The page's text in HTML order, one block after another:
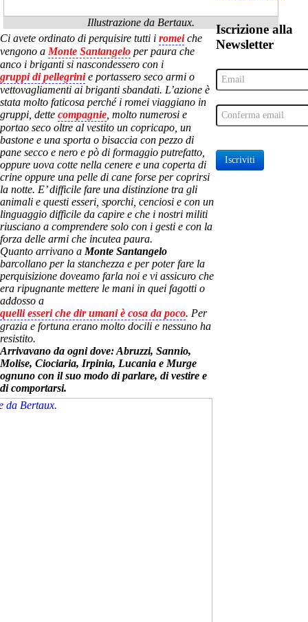
Illustrazione da Bertaux.
Ci avete ordinato di perquisire tutti i romeiche
vengono a Monte Santangelo per paura che
anco i briganti si nascondessero con i
gruppi di pellegrinie portassero seco armi o
vettovagliamenti ai briganti sbandati. L’azione è
stata molto faticosa perché i romei viaggiano in
gruppi, dette compagnie , molto numerosi e
portao seco oltre al vestito un copricapo, un
bastone e una sporta o bisaccia con pezzo di
pane secco e nero e pò di formaggio putrefatto,
oppure uova cotte nella cenere e una coperta di
crine oppure una pelle di cane forse per coprirsi
la notte. E’ difficile fare una distinzione tra gli
animali e questi esseri, sporchi, cenciosi e con un
linguaggio difficile da capire e che i nostri militi
riusciano a comprendere solo con i gesti e con la
forza delle armi che incutea paura.
Quanto arrivano a Monte Santangelo
barcollano per la stanchezza e per poter fare la
perquisizione doveamo farla noi e vi assicuro che
era ripugnante mettere le mani in quei fagotti o
addosso a
quelli esseri che dir umani è cosa da poco. Per
grazia e fortuna erano molto docili e nessuno ha
resistito.
Arrivavano da ogni dove: Abruzzi, Sannio,
Molise, Ciociaria, Irpinia, Lucania e Murge
ognuno con il suo modo di parlare, di vestire e
di comportarsi.
Iscrizione alla
Newsletter
Iscriviti